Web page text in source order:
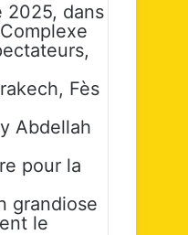
2025, dans
Fès
Abdellah
pour la
grandiose
le